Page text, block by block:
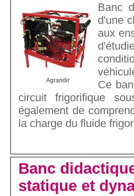
Agrandir
Banc
d'une
aux
Ce
circuit frigorifique
également de
la charge du fluide
Banc
statique et